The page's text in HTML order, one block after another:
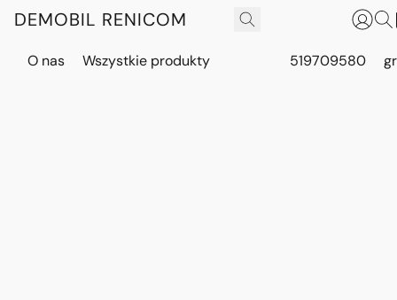
DEMOBIL RENICOM
O nas Wszystkie produkty 519709580